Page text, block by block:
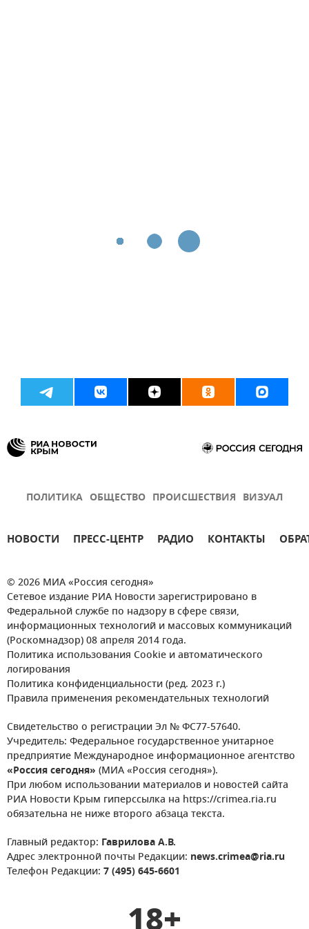
ПОЛИТИКА ОБЩЕСТВО ПРОИСШЕСТВИЯ ВИЗУАЛ
НОВОСТИ ПРЕСС-ЦЕНТР РАДИО КОНТАКТЫ
© 2026 МИА «Россия сегодня»
Сетевое издание РИА Новости зарегистрировано в
Федеральной службе по надзору в сфере связи,
информационных технологий и массовых коммуникаций
(Роскомнадзор) 08 апреля 2014 года.
Политика использования Cookie и автоматического
логирования
Политика конфиденциальности (ред. 2023 г.)
Правила применения рекомендательных технологий
Свидетельство о регистрации Эл № ФС77-57640.
Учредитель: Федеральное государственное унитарное
предприятие Международное информационное агентство
«Россия сегодня» (МИА «Россия сегодня»).
При любом использовании материалов и новостей сайта
РИА Новости Крым гиперссылка на https://crimea.ria.ru
обязательна не ниже второго абзаца текста.
Главный редактор: Гаврилова А.В.
Адрес электронной почты Редакции: news.crimea@ria.ru
Телефон Редакции: 7 (495) 645-6601